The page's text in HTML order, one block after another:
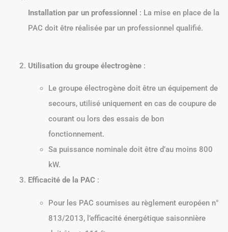
Installation par un professionnel : La mise en place de la
PAC doit être réalisée par un professionnel qualifié.
Utilisation du groupe électrogène :
Le groupe électrogène doit être un équipement de
secours, utilisé uniquement en cas de coupure de
courant ou lors des essais de bon
fonctionnement.
Sa puissance nominale doit être d’au moins 800
kW.
Efficacité de la PAC :
Pour les PAC soumises au règlement européen n°
813/2013, l’efficacité énergétique saisonnière